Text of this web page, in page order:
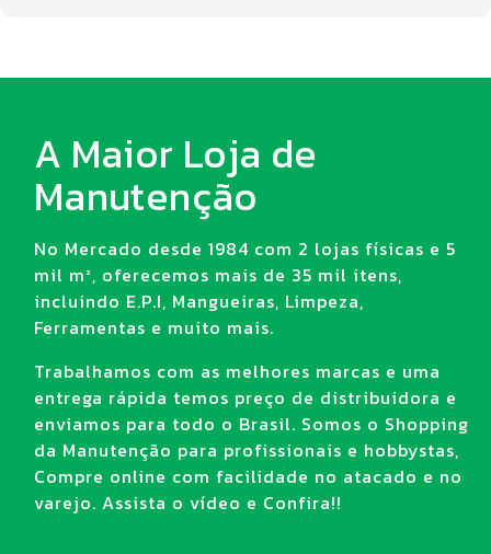
A Maior Loja de
Manutenção
No Mercado desde 1984 com 2 lojas físicas e 5
mil m², oferecemos mais de 35 mil itens,
incluindo E.P.I, Mangueiras, Limpeza,
Ferramentas e muito mais.
Trabalhamos com as melhores marcas e uma
entrega rápida temos preço de distribuidora e
enviamos para todo o Brasil. Somos o Shopping
da Manutenção para profissionais e hobbystas,
Compre online com facilidade no atacado e no
varejo. Assista o vídeo e Confira!!